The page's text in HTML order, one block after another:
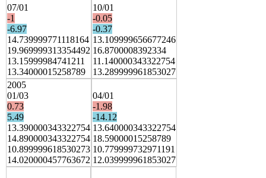
07/01
-1
-6.97
14.739999771118164
19.969999313354492
13.15999984741211
13.34000015258789
10/01
-0.05
-0.37
13.109999656677246
16.8700008392334
11.140000343322754
13.289999961853027
2005
01/03
0.73
5.49
13.390000343322754
14.890000343322754
10.899999618530273
14.020000457763672
04/01
-1.98
-14.12
13.640000343322754
18.59000015258789
10.779999732971191
12.039999961853027